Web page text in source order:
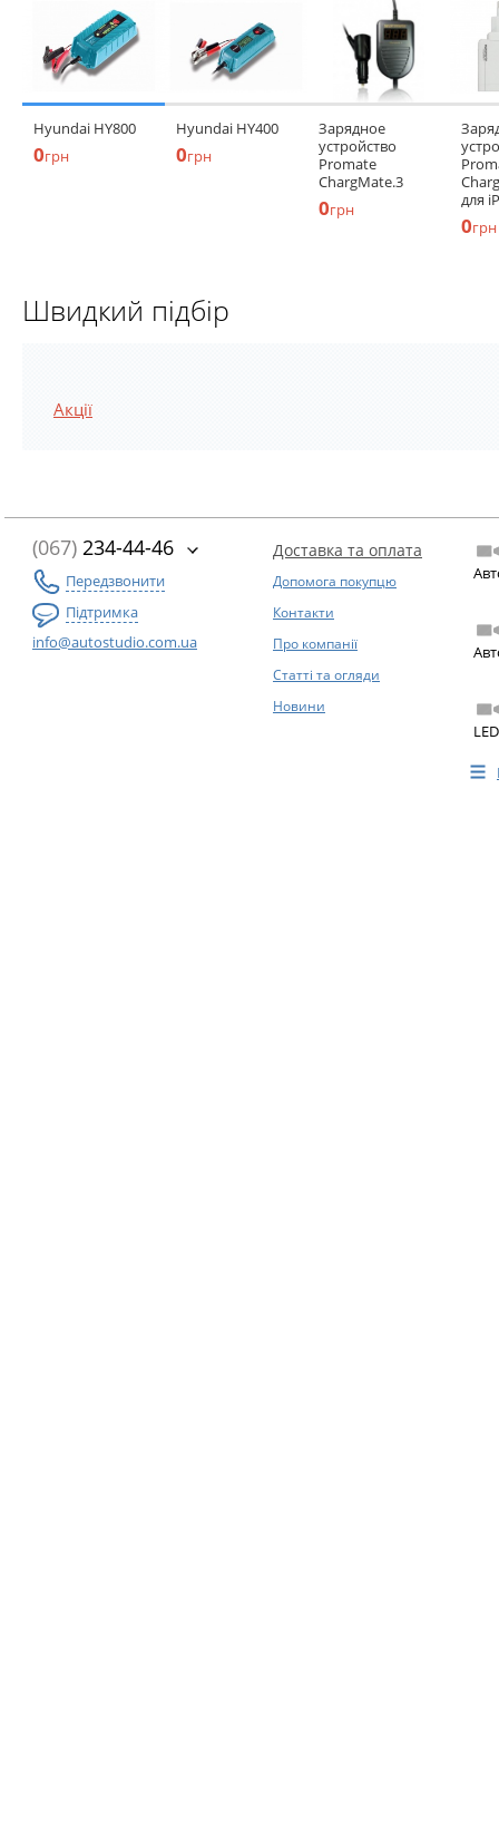
Hyundai HY800
0грн
Hyundai HY400
0грн
Зарядное
устройство
Promate
ChargMate.3
0грн
для
0грн
Швидкий підбір
Акції
(067) 234-44-46
Передзвонити
Підтримка
info@autostudio.com.ua
Доставка та оплата
Допомога покупцю
Контакти
Про компанії
Статті та огляди
Новини